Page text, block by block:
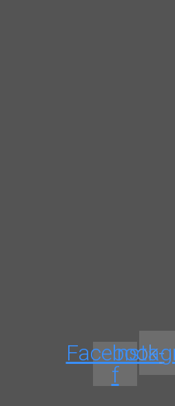
Facebook-
f